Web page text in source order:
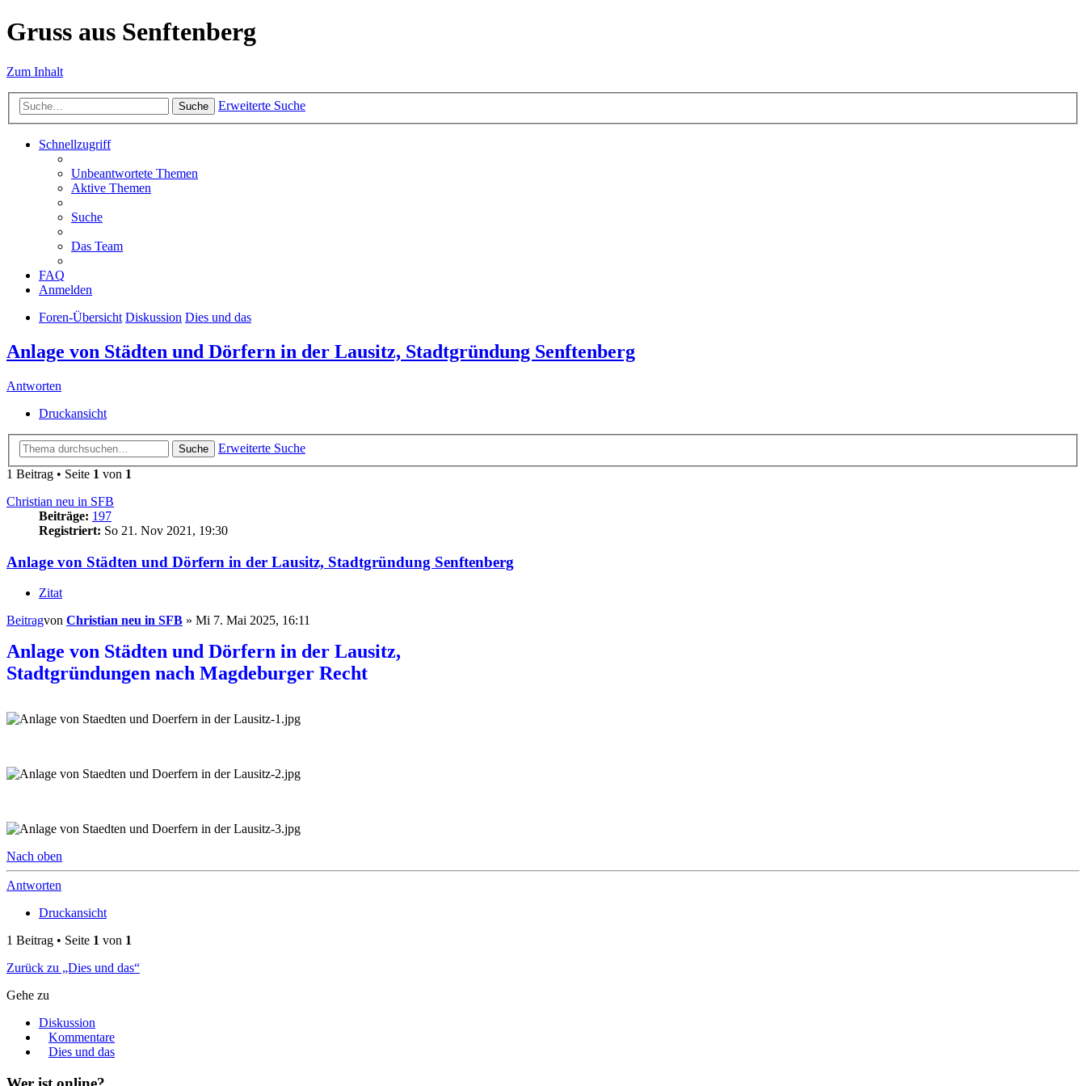
Gruss aus Senftenberg
Zum Inhalt
Suche Erweiterte Suche
Schnellzugriff
Unbeantwortete Themen
Aktive Themen
Suche
Das Team
FAQ
Anmelden
Foren-Übersicht Diskussion Dies und das
Anlage von Städten und Dörfern in der Lausitz, Stadtgründung Senftenberg
Antworten
Druckansicht
Suche
Erweiterte Suche
1 Beitrag • Seite 1 von 1
Christian neu in SFB
Beiträge: 197
Registriert: So 21. Nov 2021, 19:30
Anlage von Städten und Dörfern in der Lausitz, Stadtgründung Senftenberg
Zitat
Beitragvon Christian neu in SFB » Mi 7. Mai 2025, 16:11
Anlage von Städten und Dörfern in der Lausitz,
Stadtgründungen nach Magdeburger Recht
Nach oben
Antworten
Druckansicht
1 Beitrag • Seite 1 von 1
Zurück zu „Dies und das“
Gehe zu
Diskussion
Kommentare
Dies und das